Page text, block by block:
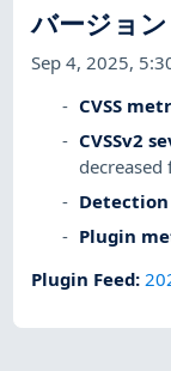
バージョ
Sep 4, 2025,
CVSS
CVSSv2
Detection
Plugin
Plugin Feed: